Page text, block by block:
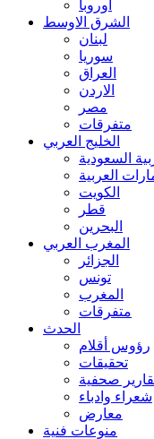
اوروبا
الشرق الاوسط
لبنان
سوريا
العراق
الاردن
مصر
متفرقات
الخليج العربي
السعودية
العربية
الكويت
قطر
البحرين
المغرب العربي
الجزائر
تونس
المغرب
متفرقات
الحدث
رؤوس أقلام
تحقيقات
صحفية
شعراء وادباء
معارض
منوعات فنية